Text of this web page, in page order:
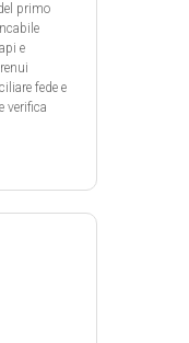
primo
e
fede e
verifica